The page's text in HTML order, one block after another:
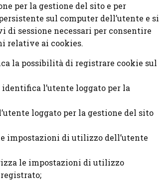
per la gestione del sito e per
sul computer dell’utente e si
sessione necessari per consentire
relative ai cookies.
la possibilità di registrare cookie sul
identifica l’utente loggato per la
loggato per la gestione del sito
impostazioni di utilizzo dell’utente
le impostazioni di utilizzo